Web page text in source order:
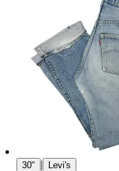
30" | Levi's